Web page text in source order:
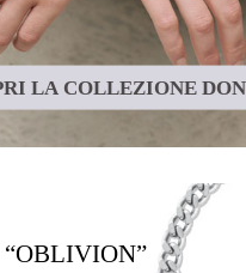
LA COLLEZIONE